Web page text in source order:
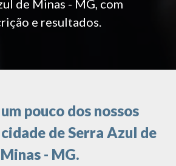
de Minas - MG, com
e resultados.
pouco dos nossos
de Serra Azul de
Minas - MG.